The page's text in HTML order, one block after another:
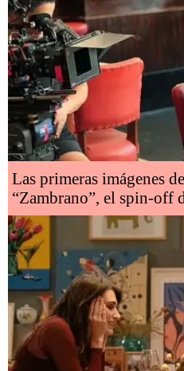
Las primeras imágenes
“Zambrano”, el spin-off